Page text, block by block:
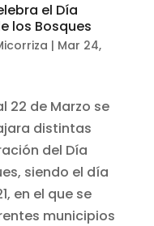
el Día
los Bosques
| Mar 24,
22 de Marzo se
distintas
del Día
siendo el día
en el que se
municipios